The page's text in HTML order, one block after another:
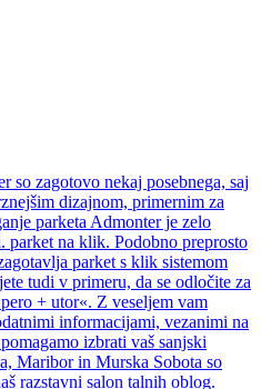
so zagotovo nekaj posebnega, saj
dizajnom, primernim za
parketa Admonter je zelo
parket na klik. Podobno preprosto
parket s klik sistemom
tudi v primeru, da se odločite za
+ utor«. Z veseljem vam
informacijami, vezanimi na
izbrati vaš sanjski
Maribor in Murska Sobota so
razstavni salon talnih oblog.